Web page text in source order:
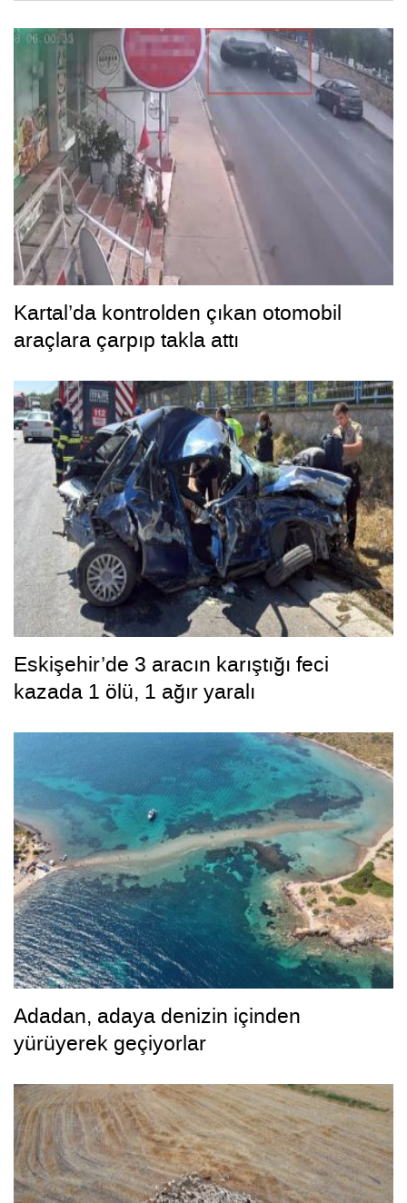
Kartal’da kontrolden çıkan otomobil
araçlara çarpıp takla attı
Eskişehir’de 3 aracın karıştığı feci
kazada 1 ölü, 1 ağır yaralı
Adadan, adaya denizin içinden
yürüyerek geçiyorlar